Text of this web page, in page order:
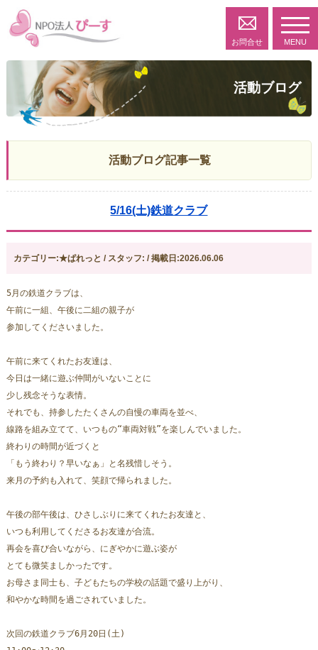
お問合せ MENU
活動ブログ
活動ブログ記事一覧
5/16(土)鉄道クラブ
カテゴリー:★ぱれっと / スタッフ: / 掲載日:2026.06.06
5月の鉄道クラブは、
午前に一組、午後に二組の親子が
参加してくださいました。
午前に来てくれたお友達は、
今日は一緒に遊ぶ仲間がいないことに
少し残念そうな表情。
それでも、持参したたくさんの自慢の車両を並べ、
線路を組み立てて、いつもの“車両対戦”を楽しんでいました。
終わりの時間が近づくと
「もう終わり？早いなぁ」と名残惜しそう。
来月の予約も入れて、笑顔で帰られました。
午後の部午後は、ひさしぶりに来てくれたお友達と、
いつも利用してくださるお友達が合流。
再会を喜び合いながら、にぎやかに遊ぶ姿が
とても微笑ましかったです。
お母さま同士も、子どもたちの学校の話題で盛り上がり、
和やかな時間を過ごされていました。
次回の鉄道クラブ6月20日(土)